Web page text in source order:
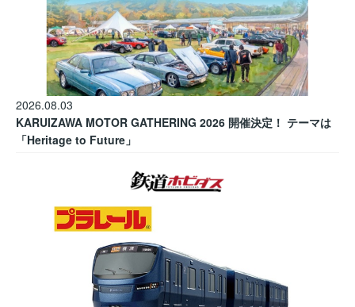
2026.08.03
KARUIZAWA MOTOR GATHERING 2026 開催決定！ テーマは
「Heritage to Future」